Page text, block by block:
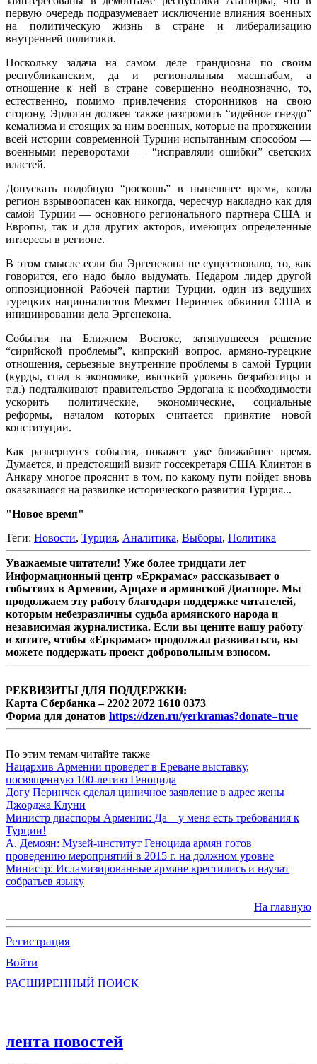
первую очередь подразумевает исключение влияния военных
на политическую жизнь в стране и либерализацию
внутренней политики.
Поскольку задача на самом деле грандиозна по своим
республиканским, да и региональным масштабам, а
отношение к ней в стране совершенно неоднозначно, то,
естественно, помимо привлечения сторонников на свою
сторону, Эрдоган должен также разгромить “идейное гнездо”
кемализма и стоящих за ним военных, которые на протяжении
всей истории современной Турции испытанным способом —
военными переворотами — “исправляли ошибки” светских
властей.
Допускать подобную “роскошь” в нынешнее время, когда
регион взрывоопасен как никогда, чересчур накладно как для
самой Турции — основного регионального партнера США и
Европы, так и для других акторов, имеющих определенные
интересы в регионе.
В этом смысле если бы Эргенекона не существовало, то, как
говорится, его надо было выдумать. Недаром лидер другой
оппозиционной Рабочей партии Турции, один из ведущих
турецких националистов Мехмет Перинчек обвинил США в
инициировании дела Эргенекона.
События на Ближнем Востоке, затянувшееся решение
“сирийской проблемы”, кипрский вопрос, армяно-турецкие
отношения, серьезные внутренние проблемы в самой Турции
(курды, спад в экономике, высокий уровень безработицы и
т.д.) подталкивают правительство Эрдогана к необходимости
ускорить политические, экономические, социальные
реформы, началом которых считается принятие новой
конституции.
Как развернутся события, покажет уже ближайшее время.
Думается, и предстоящий визит госсекретаря США Клинтон в
Анкару многое прояснит в том, по какому пути пойдет вновь
оказавшаяся на развилке исторического развития Турция...
"Новое время"
Теги: Новости, Турция, Аналитика, Выборы, Политика
Уважаемые читатели! Уже более тридцати лет
Информационный центр «Еркрамас» рассказывает о
событиях в Армении, Арцахе и армянской Диаспоре. Мы
продолжаем эту работу благодаря поддержке читателей,
которым небезразличны судьба армянского народа и
независимая журналистика. Если вы цените нашу работу
и хотите, чтобы «Еркрамас» продолжал развиваться, вы
можете поддержать проект добровольным взносом.
РЕКВИЗИТЫ ДЛЯ ПОДДЕРЖКИ:
Карта Сбербанка – 2202 2072 1610 0373
Форма для донатов https://dzen.ru/yerkramas?donate=true
По этим темам читайте также
Нацархив Армении проведет в Ереване выставку,
посвященную 100-летию Геноцида
Догу Перинчек сделал циничное заявление в адрес жены
Джорджа Клуни
Министр диаспоры Армении: Да – у меня есть требования к
Турции!
А. Демоян: Музей-институт Геноцида армян готов
проведению мероприятий в 2015 г. на должном уровне
Министр: Исламизированные армяне крестились и научат
собратьев языку
На главную
Регистрация
Войти
РАСШИРЕННЫЙ ПОИСК
лента новостей